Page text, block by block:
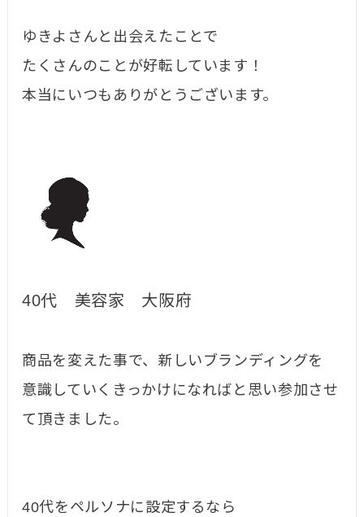
ゆきよさんと出会えたことで
たくさんのことが好転しています！
本当にいつもありがとうございます。
40代 美容家 大阪府
商品を変えた事で、新しいブランディングを
意識していくきっかけになればと思い参加させ
て頂きました。
40代をペルソナに設定するなら